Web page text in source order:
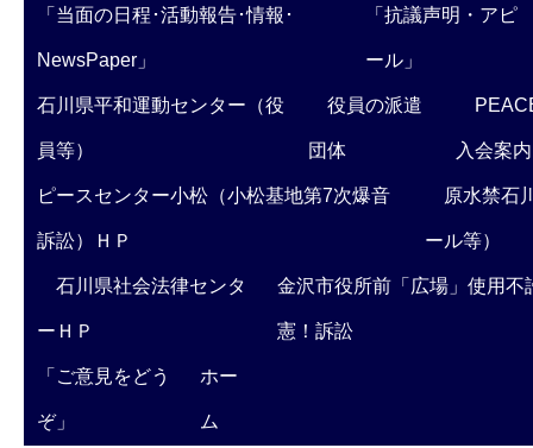
「当面の日程･活動報告･情報･
NewsPaper」
「抗議声明・アピ
ール」
石川県平和運動センター（役
員等）
役員の派遣
団体 入会案内
ピースセンター小松（小松基地第7次爆音
訴訟）ＨＰ
原水禁石
ール等）
石川県社会法律センタ
ーＨＰ
金沢市役所前「広場」使用不
憲！訴訟
「ご意見をどう
ぞ」
ホー
ム